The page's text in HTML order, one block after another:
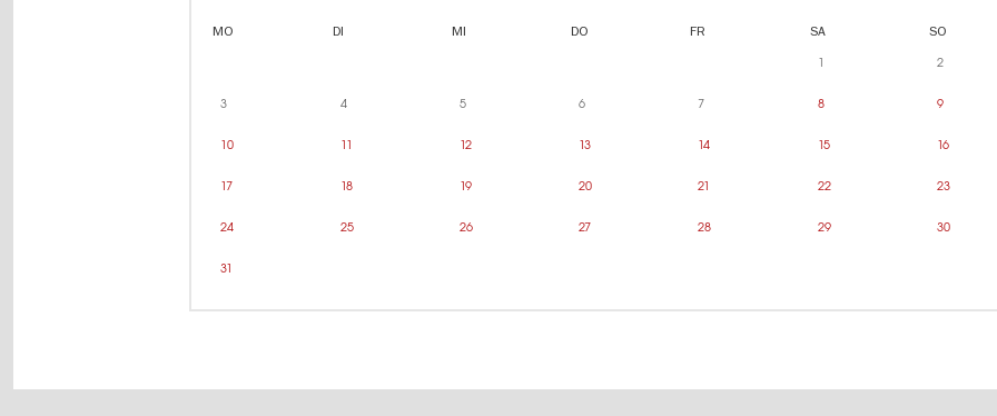
MO DI MI DO FR SA SO
1 2
3 4 5 6 7 8 9
10 11 12 13 14 15 16
17 18 19 20 21 22 23
24 25 26 27 28 29 30
31